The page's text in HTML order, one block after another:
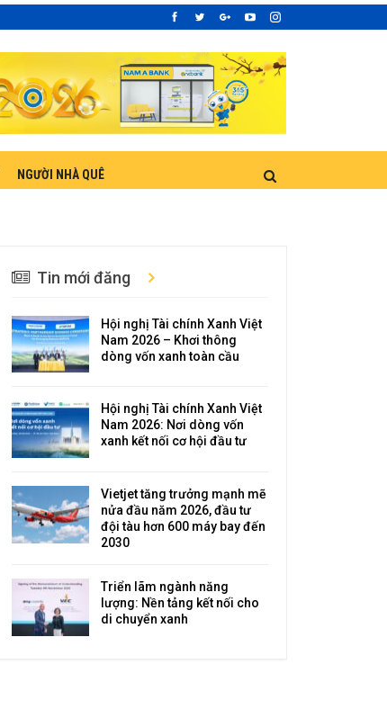
NGƯỜI NHÀ QUÊ
Tin mới đăng
Hội nghị Tài chính Xanh Việt
Nam 2026 – Khơi thông
dòng vốn xanh toàn cầu
Hội nghị Tài chính Xanh Việt
Nam 2026: Nơi dòng vốn
xanh kết nối cơ hội đầu tư
Vietjet tăng trưởng mạnh mẽ
nửa đầu năm 2026, đầu tư
đội tàu hơn 600 máy bay đến
2030
Triển lãm ngành năng
lượng: Nền tảng kết nối cho
di chuyển xanh